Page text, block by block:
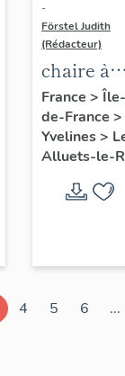
-
Förstel Judith
(Rédacteur)
chaire à
prêcher
France > Île-
de-France >
Yvelines>
Alluets-le-
4 5 6 ...